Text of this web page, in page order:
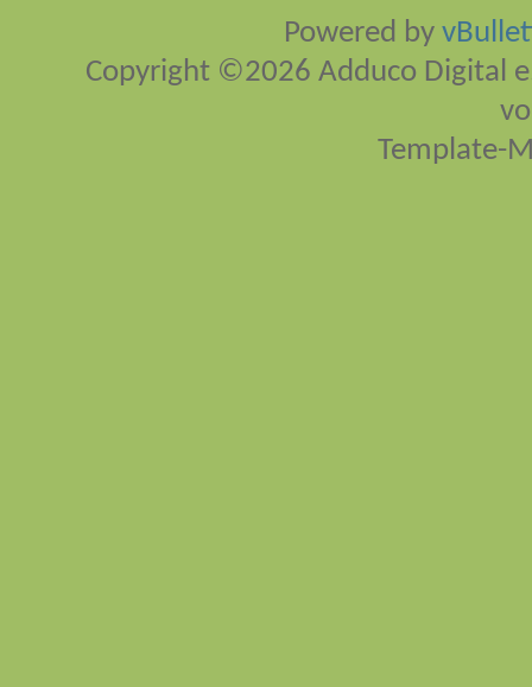
Powered by
Copyright ©2026 Adduco Digital
Template-